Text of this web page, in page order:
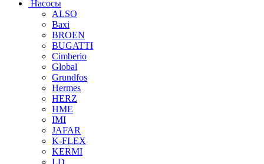
Насосы
ALSO
Baxi
BROEN
BUGATTI
Cimberio
Global
Grundfos
Hermes
HERZ
HME
IMI
JAFAR
K-FLEX
KERMI
LD